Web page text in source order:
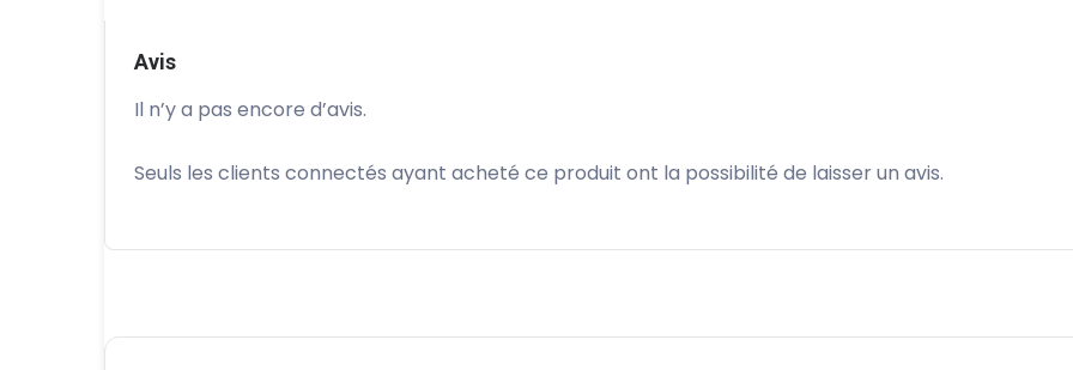
Avis
Il n’y a pas encore d’avis.
Seuls les clients connectés ayant acheté ce produit ont la possibilité de laisser un avis.